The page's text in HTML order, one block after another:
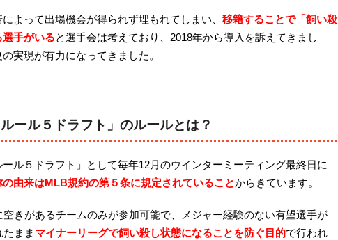
よって出場機会が得られず埋もれてしまい、 移籍することで「飼い殺
選手がいると選手会は考えており、2018年から導入を訴えてきまし
実現が有力になってきました。
ール５ドラフト」のルールとは？
ル５ドラフト」として毎年12月のウインターミーティング最終日に
の由来はMLB規約の第５条に規定されていることからきています。
きがあるチームのみが参加可能で、メジャー経験のない有望選手が
たまま マイナーリーグで飼い殺し状態になることを防ぐ目的で行われ